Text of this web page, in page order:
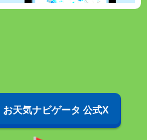
お天気ナビゲータ 公式X